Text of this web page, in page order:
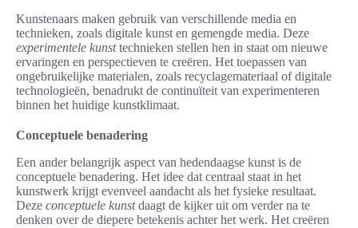
Kunstenaars maken gebruik van verschillende media en
technieken, zoals digitale kunst en gemengde media. Deze
experimentele kunsttechnieken stellen hen in staat om nieuwe
ervaringen en perspectieven te creëren. Het toepassen van
ongebruikelijke materialen, zoals recyclagemateriaal of digitale
technologieën, benadrukt de continuïteit van experimenteren
binnen het huidige kunstklimaat.
Conceptuele benadering
Een ander belangrijk aspect van hedendaagse kunst is de
conceptuele benadering. Het idee dat centraal staat in het
kunstwerk krijgt evenveel aandacht als het fysieke resultaat.
Deze conceptuele kunstdaagt de kijker uit om verder na te
denken over de diepere betekenis achter het werk. Het creëren